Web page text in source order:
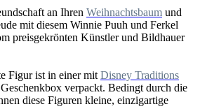
an Ihren Weihnachtsbaum und
mit diesem Winnie Puuh und Ferkel
preisgekrönten Künstler und Bildhauer
Figur ist in einer mit Disney Traditions
verpackt. Bedingt durch die
diese Figuren kleine, einzigartige